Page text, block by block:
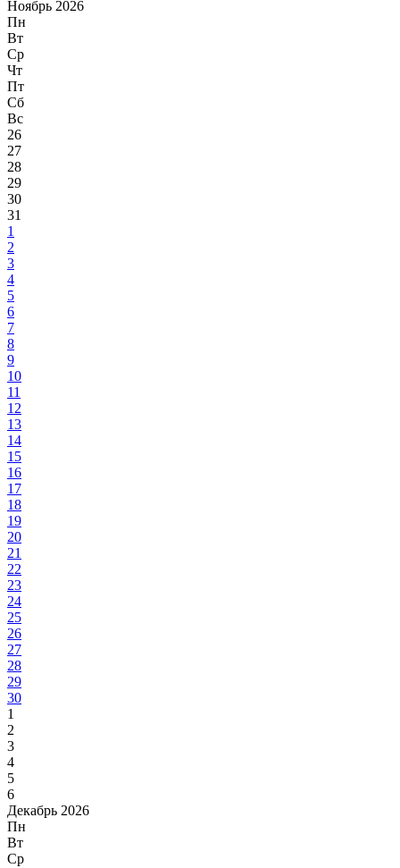
Ноябрь 2026
Пн
Вт
Ср
Чт
Пт
Сб
Вс
26
27
28
29
30
31
1
2
3
4
5
6
7
8
9
10
11
12
13
14
15
16
17
18
19
20
21
22
23
24
25
26
27
28
29
30
1
2
3
4
5
6
Декабрь 2026
Пн
Вт
Ср